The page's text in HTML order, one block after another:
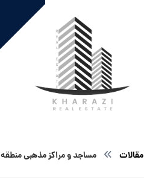
مقالات مساجد و مراکز مذهبی منطقه ۲۲ تهران